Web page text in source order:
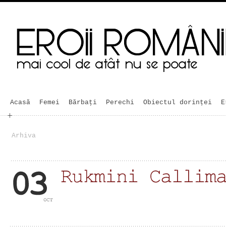
Acasă Femei Bărbaţi Perechi Obiectul dorinței
Arhiva